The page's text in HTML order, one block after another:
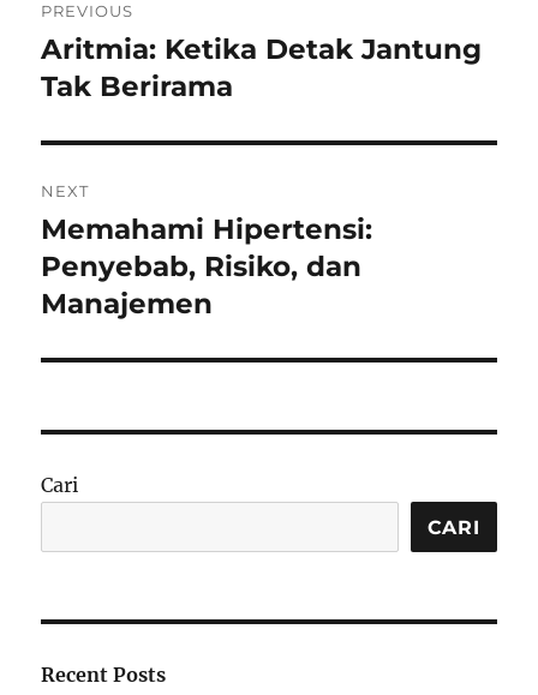
pos
PREVIOUS
Previous
post:
Aritmia: Ketika Detak Jantung
Tak Berirama
NEXT
Next
post:
Memahami Hipertensi:
Penyebab, Risiko, dan
Manajemen
Cari
CARI
Recent Posts